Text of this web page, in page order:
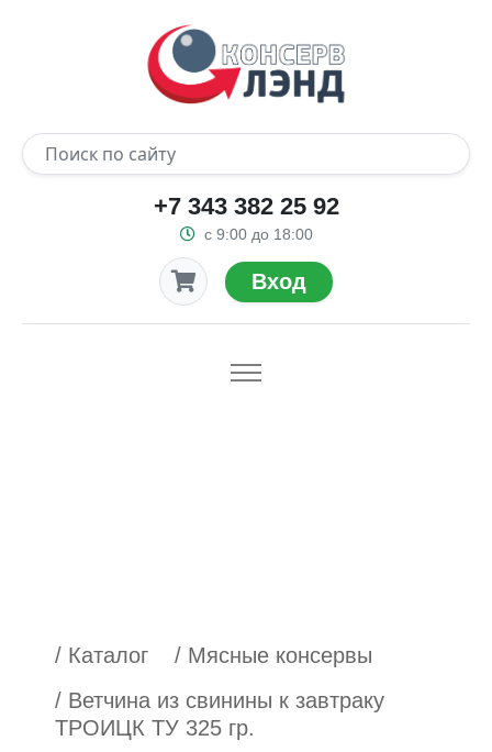
+7 343 382 25 92
с 9:00 до 18:00
Вход
/ Каталог
/ Мясные консервы
/ Ветчина из свинины к завтраку
ТРОИЦК ТУ 325 гр.